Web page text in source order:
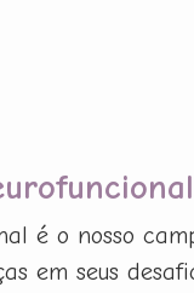
é o nosso
em seus